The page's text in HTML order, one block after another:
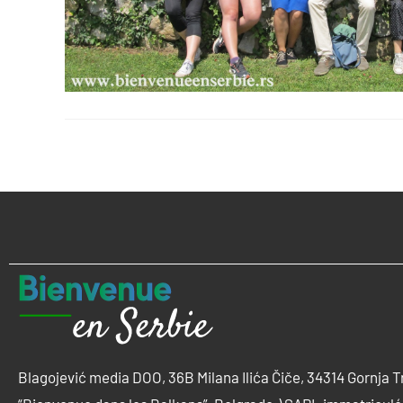
Blagojević media DOO, 36B Milana Ilića Čiče, 34314 Gornja